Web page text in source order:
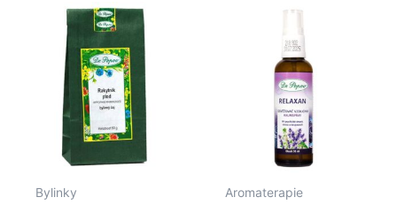
Bylinky Aromaterapie